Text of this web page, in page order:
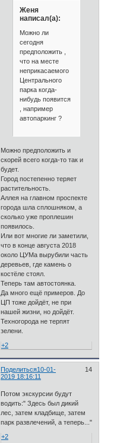
Женя
написал(а):
Можно ли
сегодня
предположить ,
что на месте
неприкасаемого
Центрального
парка когда-
нибудь появится
, например
автопаркинг ?
Можно предположить и
скорей всего когда-то так и
будет.
Город постепенно теряет
растительность.
Аллея на главном проспекте
города шла сплошняком, а
сколько уже проплешин
появилось.
Или вот многие ли заметили,
что в конце августа 2018
около ЦУМа вырубили часть
деревьев, где камень о
костёле стоял.
Теперь там автостоянка.
Да много ещё примеров. До
ЦП тоже дойдёт, не при
нашей жизни, но дойдёт.
Техногорода не терпят
зелени.
+2
Поделиться 14
10-01-
2019 18:16:11
Потом экскурсии будут
водить:" Здесь был дикий
лес, затем кладбище, затем
парк развлечений, а теперь..."
+2